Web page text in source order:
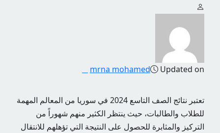
mrna mohamed Updated on
تعتبر نتائج الصف التاسع 2024 في سوريا من المعالم المهمة
للطلاب والطالبات، حيث ينتظر الكثير منهم شهوراً من
التركيز والمثابرة للحصول على النتيجة التي تؤهلهم للانتقال